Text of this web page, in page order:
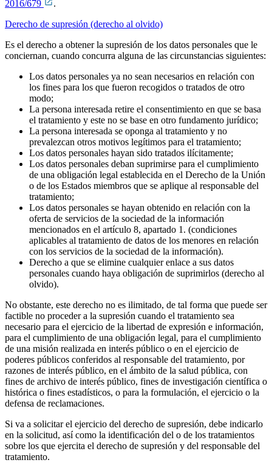
2016/679
.
Derecho de supresión (derecho al olvido)
Es el derecho a obtener la supresión de los datos personales que le
conciernan, cuando concurra alguna de las circunstancias siguientes:
Los datos personales ya no sean necesarios en relación con
los fines para los que fueron recogidos o tratados de otro
modo;
La persona interesada retire el consentimiento en que se basa
el tratamiento y este no se base en otro fundamento jurídico;
La persona interesada se oponga al tratamiento y no
prevalezcan otros motivos legítimos para el tratamiento;
Los datos personales hayan sido tratados ilícitamente;
Los datos personales deban suprimirse para el cumplimiento
de una obligación legal establecida en el Derecho de la Unión
o de los Estados miembros que se aplique al responsable del
tratamiento;
Los datos personales se hayan obtenido en relación con la
oferta de servicios de la sociedad de la información
mencionados en el artículo 8, apartado 1. (condiciones
aplicables al tratamiento de datos de los menores en relación
con los servicios de la sociedad de la información).
Derecho a que se elimine cualquier enlace a sus datos
personales cuando haya obligación de suprimirlos (derecho al
olvido).
No obstante, este derecho no es ilimitado, de tal forma que puede ser
factible no proceder a la supresión cuando el tratamiento sea
necesario para el ejercicio de la libertad de expresión e información,
para el cumplimiento de una obligación legal, para el cumplimiento
de una misión realizada en interés público o en el ejercicio de
poderes públicos conferidos al responsable del tratamiento, por
razones de interés público, en el ámbito de la salud pública, con
fines de archivo de interés público, fines de investigación científica o
histórica o fines estadísticos, o para la formulación, el ejercicio o la
defensa de reclamaciones.
Si va a solicitar el ejercicio del derecho de supresión, debe indicarlo
en la solicitud, así como la identificación del o de los tratamientos
sobre los que ejercita el derecho de supresión y del responsable del
tratamiento.